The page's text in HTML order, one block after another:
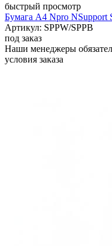
быстрый просмотр
Бумага А4 Npro NSupport
Артикул: SPPW/SPPB
под заказ
Наши менеджеры
условия заказа